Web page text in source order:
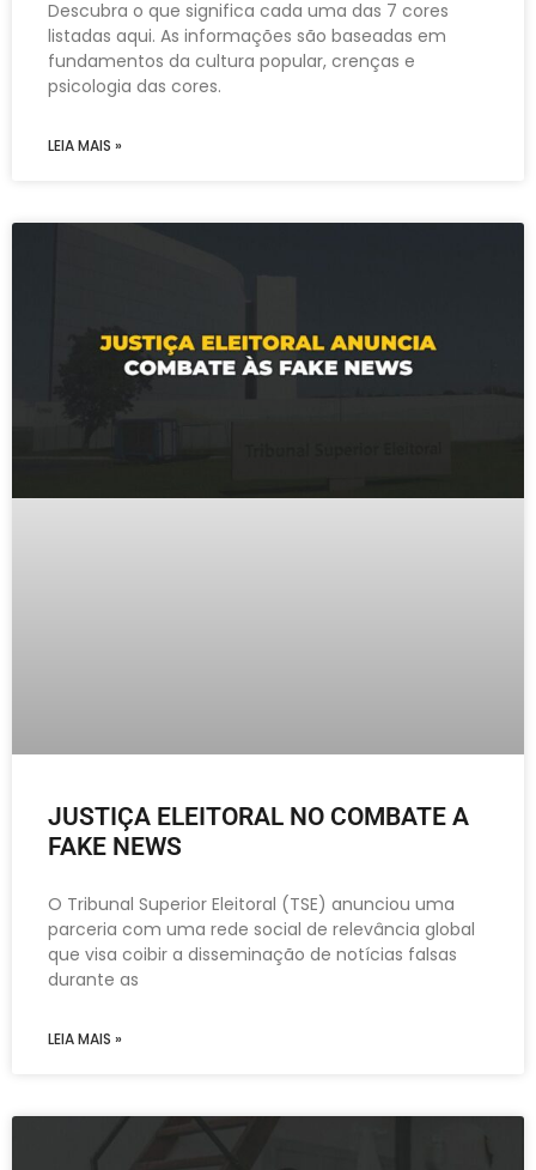
Descubra o que significa cada uma das 7 cores
listadas aqui. As informações são baseadas em
fundamentos da cultura popular, crenças e
psicologia das cores.
LEIA MAIS »
JUSTIÇA ELEITORAL NO COMBATE A
FAKE NEWS
O Tribunal Superior Eleitoral (TSE) anunciou uma
parceria com uma rede social de relevância global
que visa coibir a disseminação de notícias falsas
durante as
LEIA MAIS »